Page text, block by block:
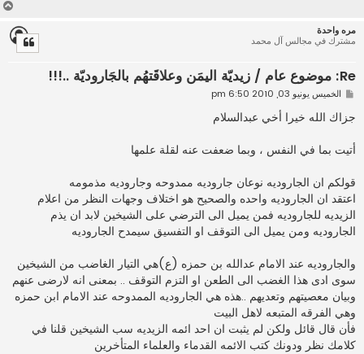
مره واحدة
مشترك في مجالس آل محمد
Re: موضوع عام / زيديّة اليمَن وعلاقَتهُم بالجَاروديّة ..!!!
م
ر
الخميس يونيو 03, 2010 6:50 pm
جزاك الله خيرا أخي عبدالسلام
أتيت بما في النفس ، وبما ضعفت عنه لقلة علمها
قولكم ان الجاروديه نوعان جاروديه ممدوحه وجاروديه مذمومه
اعتقد ان الجاروديه واحده والصحيح هو اختلاف وجهات النظر من اعلام
الزيديه للجاروديه فمن يميل الى الترضي على الشيخين لابد ان يذم
الجاروديه ومن يميل الى التوقف او التفسيق سيمدح الجاروديه
والجاروديه عند الامام عدالله بن حمزه (ع)هي التيار الغاضب من الشيخين
سوى ادى هذا الغضب الى الطعن او التزم التوقف .. بمعنى انه لارضى عنهم
وبيان معصيتهم وتعديهم ..هذه هي الجاروديه الممدوحه عند الامام ابن حمزه
وهي الفرقه المتبعه لاهل البيت
فأن قال قائل ولكن لم يثبت ان احد ائمه الزيديه سب الشيخين قلنا في
كلامك نظر ودونك كتب الائمه القدماء والعلماء المتأخرين